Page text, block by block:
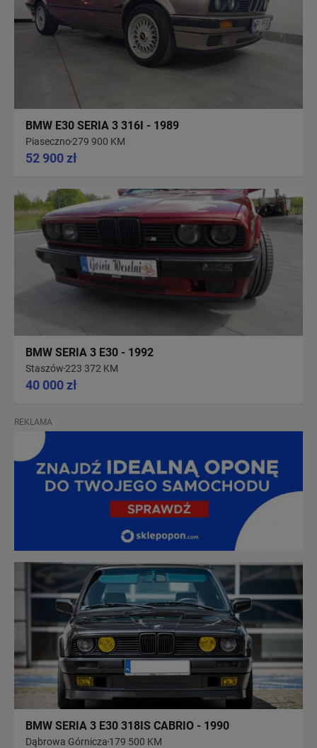
BMW E30 SERIA 3 316I - 1989
Piaseczno279 900 KM
52 900 zł
BMW SERIA 3 E30 - 1992
Staszów223 372 KM
40 000 zł
REKLAMA
BMW SERIA 3 E30 318IS CABRIO - 1990
Dąbrowa Górnicza 179 500 KM